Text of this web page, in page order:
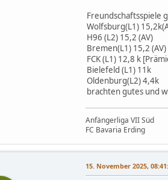
Freundschaftsspiele
Wolfsburg(L1)
H96 (L2) 15,2 (AV)
Bremen(L1) 15,2 (AV)
FCK (L1) 12,8 k
Bielefeld (L1) 11k
Oldenburg(L2) 4,4k
brachten gutes und
Anfängerliga VII Süd
FC Bavaria Erding
15. November 2025,